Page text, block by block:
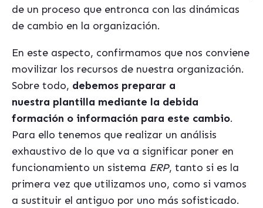
de un proceso que entronca con las dinámicas
de cambio en la organización.
En este aspecto, confirmamos que nos conviene
movilizar los recursos de nuestra organización.
Sobre todo, debemos preparar a
nuestra plantilla mediante la debida
formación o información para este cambio.
Para ello tenemos que realizar un análisis
exhaustivo de lo que va a significar poner en
funcionamiento un sistema ERP, tanto si es la
primera vez que utilizamos uno, como si vamos
a sustituir el antiguo por uno más sofisticado.